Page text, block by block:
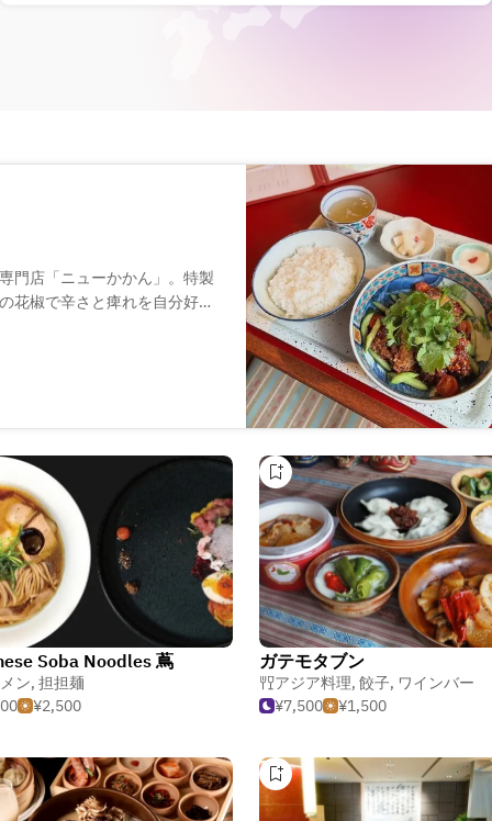
門店「ニューかかん」。特製
花椒で辛さと痺れを自分好み
Soba Noodles 蔦
ン, 担担麺
¥2,500
ガテモタブン
アジア料理, 餃子, ワインバー
¥7,500
¥1,500